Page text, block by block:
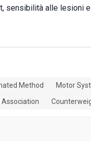
sensibilità alle lesioni
Method
Motor
Association